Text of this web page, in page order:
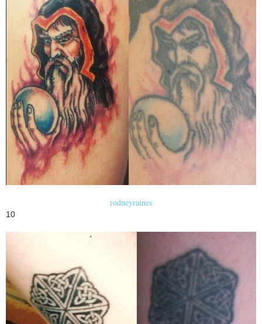
rodneyraines
10